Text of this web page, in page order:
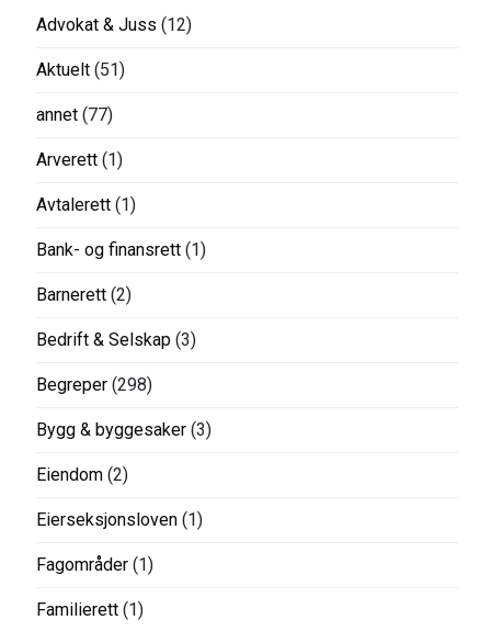
Advokat & Juss (12)
Aktuelt (51)
annet (77)
Arverett (1)
Avtalerett (1)
Bank- og finansrett (1)
Barnerett (2)
Bedrift & Selskap (3)
Begreper (298)
Bygg & byggesaker (3)
Eiendom (2)
Eierseksjonsloven (1)
Fagområder (1)
Familierett (1)